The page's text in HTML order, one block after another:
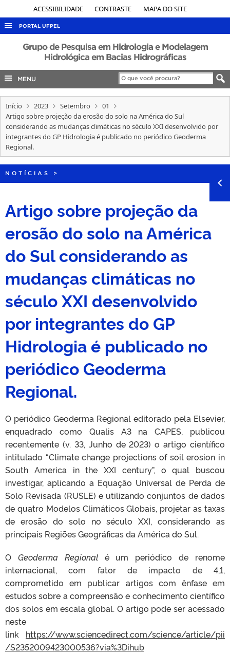
ACESSIBILIDADE CONTRASTE MAPA DO SITE
PORTAL UFPEL
ACESSO À INFORMAÇÃO
AUDITORIA
COBALTO
CONCURSOS
EDITAIS
INTERNACIONAL
OUVIDORIA
PORTARIAS
TELEFONES
Grupo de Pesquisa em Hidrologia e Modelagem
Hidrológica em Bacias Hidrográficas
MENU
Início 2023 Setembro
01
Artigo sobre projeção da erosão do solo na América do Sul
considerando as mudanças climáticas no século XXI desenvolvido por
integrantes do GP Hidrologia é publicado no periódico Geoderma
Regional.
NOTÍCIAS >
Artigo sobre projeção da
erosão do solo na América
do Sul considerando as
mudanças climáticas no
século XXI desenvolvido
por integrantes do GP
Hidrologia é publicado no
periódico Geoderma
Regional.
O periódico Geoderma Regional editorado pela Elsevier,
enquadrado como Qualis A3 na CAPES, publicou
recentemente (v. 33, Junho de 2023) o artigo científico
intitulado “Climate change projections of soil erosion in
South America in the XXI century”, o qual buscou
investigar, aplicando a Equação Universal de Perda de
Solo Revisada (RUSLE) e utilizando conjuntos de dados
de quatro Modelos Climáticos Globais, projetar as taxas
de erosão do solo no século XXI, considerando as
principais Regiões Geográficas da América do Sul.
O Geoderma Regionalé um periódico de renome
internacional, com fator de impacto de 4,1,
comprometido em publicar artigos com ênfase em
estudos sobre a compreensão e conhecimento científico
dos solos em escala global. O artigo pode ser acessado
neste
link https://www.sciencedirect.com/science/article/pii
/S2352009423000536?via%3Dihub